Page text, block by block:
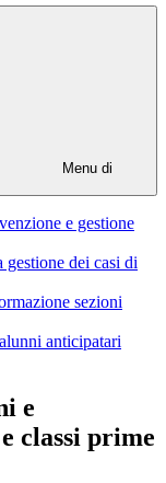
Menu di
e gestione
dei casi di
sezioni
anticipatari
e
classi prime